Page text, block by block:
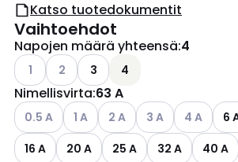
Katso tuotedokumentit
Vaihtoehdot
Napojen määrä yhteensä:4
Katso käytettävissä olevat vaihtoehdot
1 Katso käytettävissä olevat
2 3 4
Nimellisvirta:63 A
Katso käytettävissä olevat vaihtoehdot
0.5 A Katso käytettävissä olevat
1 A Katso käytettävissä
2 A Katso
3 A Katso
4 A 6
16 A
20 A 25 A 32 A 40 A